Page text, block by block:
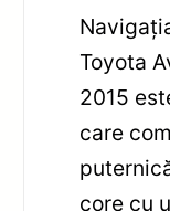
Toyota
2015
care
core cu